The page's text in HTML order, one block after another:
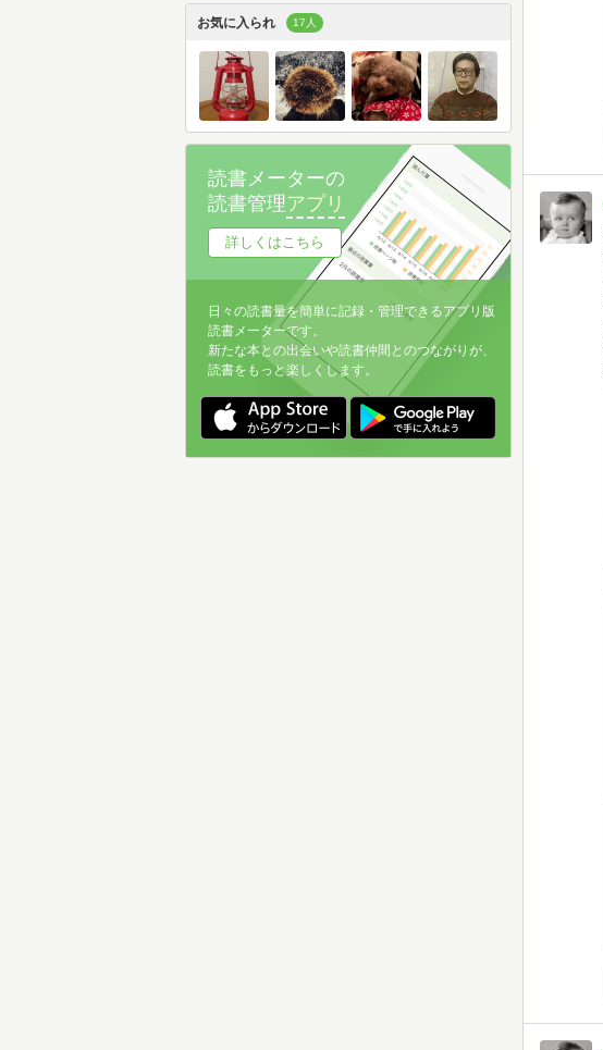
お気に入られ 17人
読書メーターの
読書管理アプリ
詳しくはこちら
日々の読書量を簡単に記録・管理できるアプリ版
読書メーターです。
新たな本との出会いや読書仲間とのつながりが、
読書をもっと楽しくします。